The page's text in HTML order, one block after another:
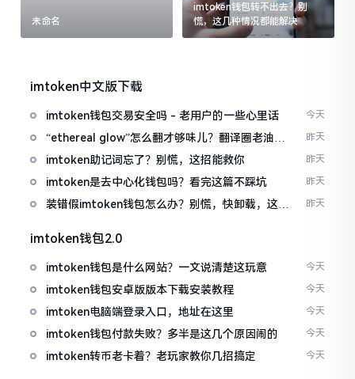
未命名
imtoken钱包转不出去？别
慌，这几种情况都能解决
imtoken中文版下载
imtoken钱包交易安全吗 - 老用户的一些心里话 今天
“ethereal glow”怎么翻才够味儿？翻译圈老油条
的私房话
昨天
imtoken助记词忘了？别慌，这招能救你 昨天
imtoken是去中心化钱包吗？看完这篇不踩坑 昨天
装错假imtoken钱包怎么办？别慌，快卸载，这几
昨天
imtoken钱包2.0
imtoken钱包是什么网站？一文说清楚这玩意 今天
imtoken钱包安卓版版本下载安装教程 今天
imtoken电脑端登录入口，地址在这里 今天
imtoken钱包付款失败？多半是这几个原因闹的 今天
imtoken转币老卡着？老玩家教你几招搞定 今天